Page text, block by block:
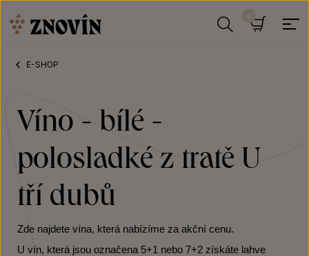
E-SHOP
Víno - bílé -
polosladké z tratě U
tří dubů
Zde najdete vína, která nabízíme za akční cenu.
U vín, která jsou označena 5+1 nebo 7+2 získáte lahve